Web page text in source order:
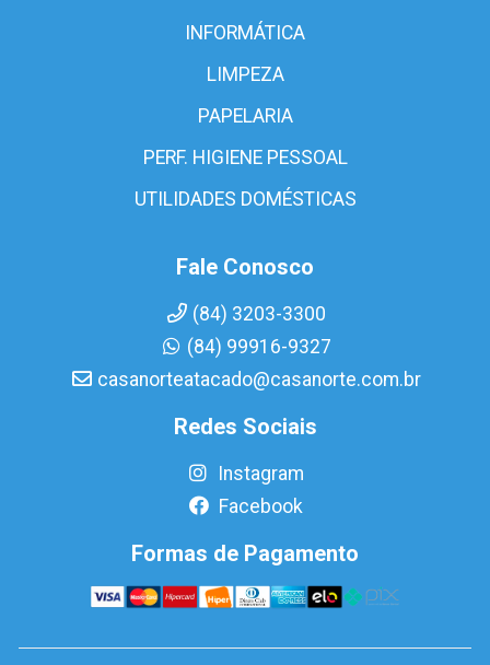
INFORMÁTICA
LIMPEZA
PAPELARIA
PERF. HIGIENE PESSOAL
UTILIDADES DOMÉSTICAS
Fale Conosco
(84) 3203-3300
(84) 99916-9327
casanorteatacado@casanorte.com.br
Redes Sociais
Instagram
Facebook
Formas de Pagamento